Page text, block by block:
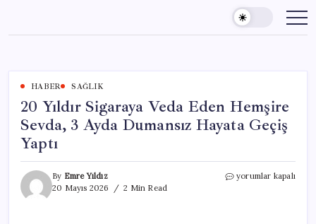
content
HABER SAĞLIK
20 Yıldır Sigaraya Veda Eden Hemşire
Sevda, 3 Ayda Dumansız Hayata Geçiş
Yaptı
By Emre Yıldız
20 Mayıs 2026
2 Min Read
20
yorumlar kapalı